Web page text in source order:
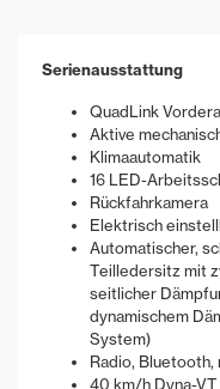
Serienausstattung
QuadLink
Aktive
Klimaautomatik
16 LED-
Rückfahrkamera
Elektrisch
Automatischer,
Teilledersitz mit
seitlicher
dynamischem
System)
Radio,
40 km/h Dyna-VT